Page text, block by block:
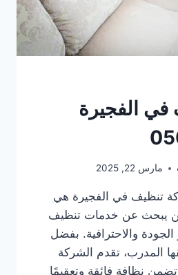
الفجيرة
مارس 22, 2025
تنظيف في الفجيرة هي
من يبحث عن خدمات تنظيف
الجودة والاحترافية. بفضل
المدرب، تقدم الشركة
نظافة فائقة وتعقيمًا